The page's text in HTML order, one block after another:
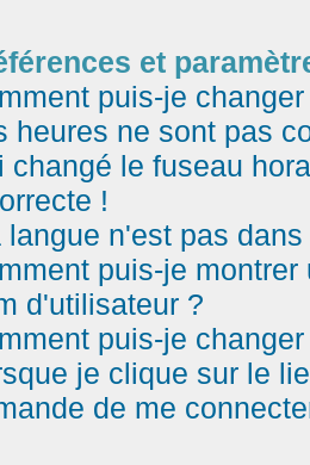
et
puis-je
heures ne sont pas
changé le fuseau
!
langue n'est pas
puis-je
d'utilisateur ?
puis-je
je clique sur le
de me